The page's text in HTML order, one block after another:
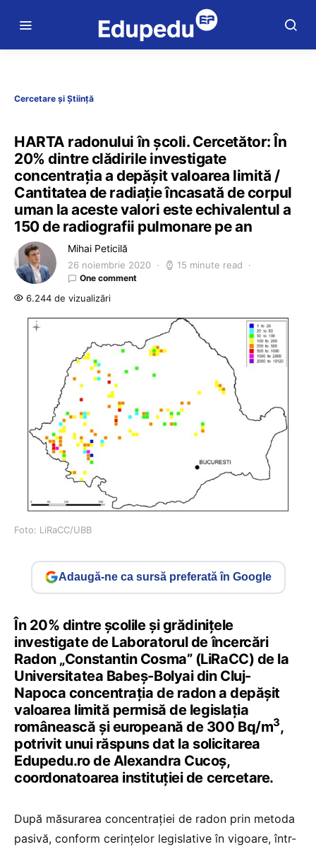
Cercetare și Știință
HARTA radonului în școli. Cercetător: În
20% dintre clădirile investigate
concentraţia a depăşit valoarea limită /
Cantitatea de radiație încasată de corpul
uman la aceste valori este echivalentul a
150 de radiografii pulmonare pe an
Mihai Peticilă
26 noiembrie 2020 15 minute read
One comment
6.244 de vizualizări
Foto: LiRaCC/UBB
Adaugă-ne ca sursă preferată în Google
În 20% dintre școlile și grădinițele
investigate de Laboratorul de încercări
Radon „Constantin Cosma” (LiRaCC) de la
Universitatea Babeş-Bolyai din Cluj-
Napoca concentraţia de radon a depăşit
valoarea limită permisă de legislația
românească și europeană de 300 Bq/m3,
potrivit unui răspuns dat la solicitarea
Edupedu.ro de Alexandra Cucoș,
coordonatoarea instituției de cercetare.
După măsurarea concentraţiei de radon prin metoda
pasivă, conform cerinţelor legislative în vigoare, într-